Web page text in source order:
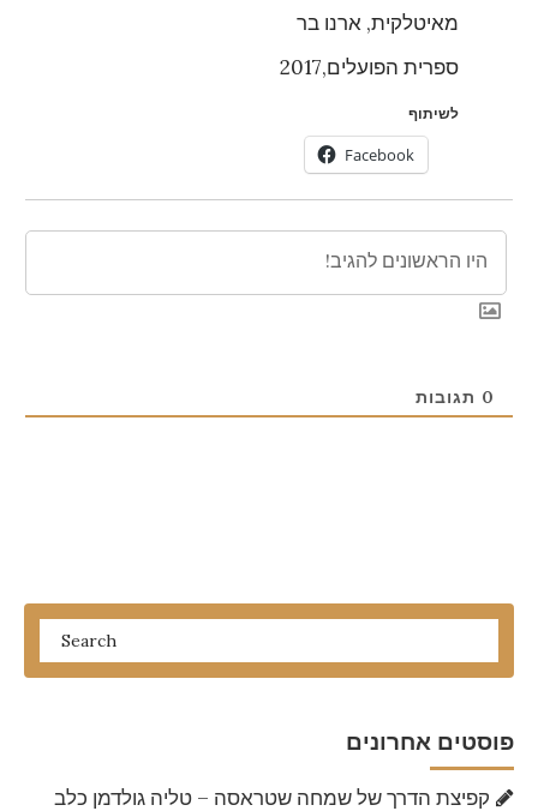
פוסטים אחרונים
קפיצת הדרך של שמחה שטראסה – טליה גולדמן כלב
מאיטלקית, ארנו בר
ספרית הפועלים,2017
לשיתוף
Facebook
0 תגובות